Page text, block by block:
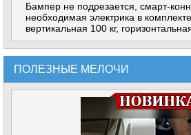
Бампер не подрезается, смарт-
необходимая электрика в
вертикальная 100 кг,
ПОЛЕЗНЫЕ МЕЛОЧИ